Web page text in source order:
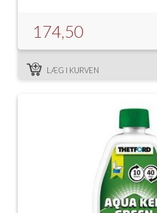
174,50
LÆG I KURVEN